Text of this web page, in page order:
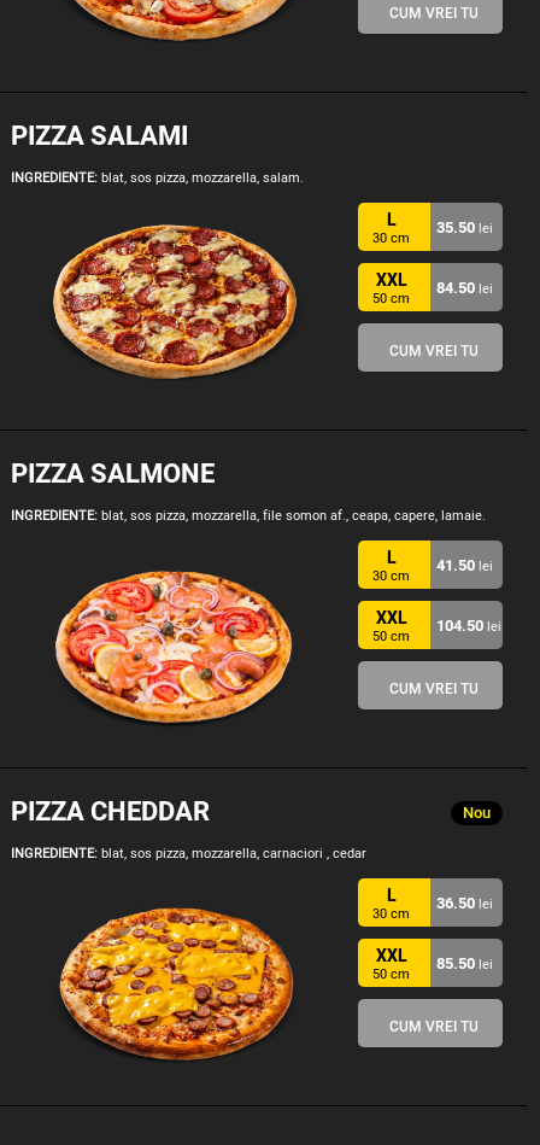
CUM VREI TU
PIZZA SALAMI
INGREDIENTE:blat, sos pizza, mozzarella, salam.
L
30 cm 35.50 lei
XXL
50 cm 84.50 lei
CUM VREI TU
PIZZA SALMONE
INGREDIENTE:blat, sos pizza, mozzarella, file somon af., ceapa, capere, lamaie.
L
30 cm 41.50 lei
XXL
50 cm 104.50 lei
CUM VREI TU
PIZZA CHEDDAR Nou
INGREDIENTE:blat, sos pizza, mozzarella, carnaciori , cedar
L
30 cm 36.50 lei
XXL
50 cm 85.50 lei
CUM VREI TU